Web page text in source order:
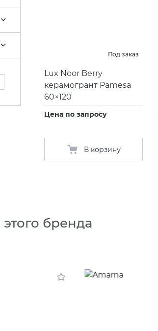
Под заказ
Lux Noor Berry
керамогрант Pamesa
60×120
Цена по запросу
В корзину
бренда